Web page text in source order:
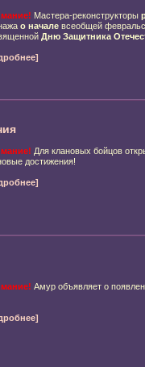
Мастера-реконструкторы
о началевсеобщей
Дню Защитника
Для клановых бойцов
достижения!
Амур объявляет о